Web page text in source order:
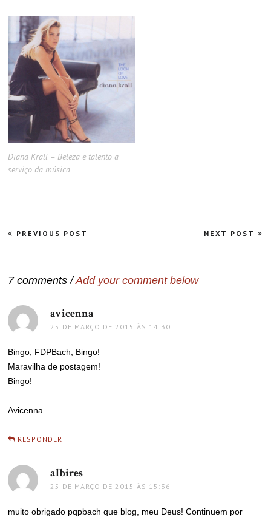
Diana Krall – Beleza e talento a
serviço da música
Navegação
de
PREVIOUS POST NEXT POST
7 comments /Add your comment below
avicenna
25 DE MARÇO DE 2015 ÀS 14:30
Bingo, FDPBach, Bingo!
Maravilha de postagem!
Bingo!
Avicenna
RESPONDER
albires
25 DE MARÇO DE 2015 ÀS 15:36
muito obrigado pqpbach que blog, meu Deus! Continuem por